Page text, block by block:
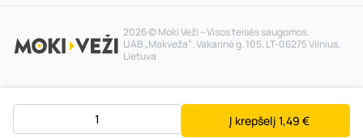
Į krepšelį 1,49 €
2026 © Moki Veži – Visos teisės saugomos.
UAB „Makveža“. Vakarinė g. 105, LT-06275 Vilnius,
Lietuva